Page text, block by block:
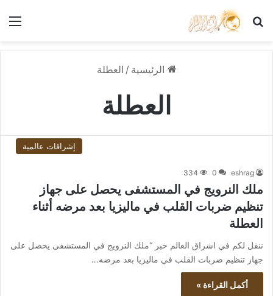
بحث عن
الرئيسية / العطلة
العطلة
إشراقات عالمية
eshrag
0
334
ملك النرويج في المستشفى يحصل على جهاز
تنظيم ضربات القلب في ماليزيا بعد مرضه أثناء
العطلة
ننقل لكم في اشراق العالم خبر “ملك النرويج في المستشفى يحصل على
جهاز تنظيم ضربات القلب في ماليزيا بعد مرضه…
أكمل القراءة »